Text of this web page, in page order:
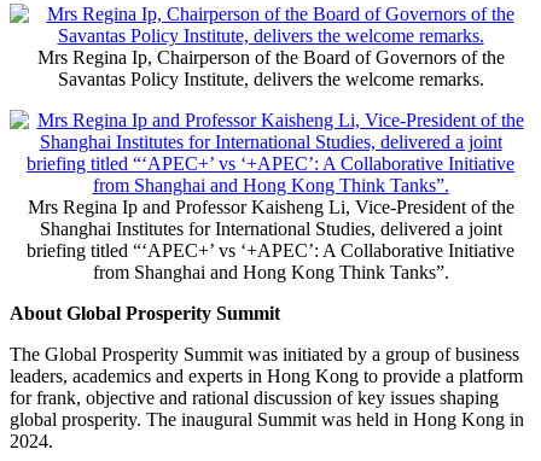
Jointly organised by the Savantas Policy Institute, the Shanghai
Institutes for International Studies, and the European Chamber of
Commerce in Hong Kong, GPS 2026 features a dynamic
programme of forward‑looking discussions. Now in its third
consecutive year, the Summit continues to strengthen Hong Kong's
role as a leading platform for cross‑disciplinary dialogue.
Ambassador Han Zhiqiang, Vice President of the China Public
Diplomacy Association, delivers the keynote speech.
Mrs Regina Ip, Chairperson of the Board of Governors of the
Savantas Policy Institute, delivers the welcome remarks.